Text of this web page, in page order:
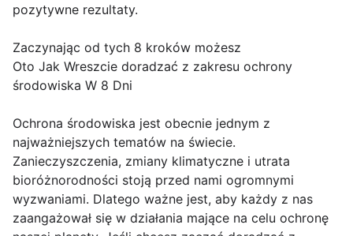
pozytywne rezultaty.
Zaczynając od tych 8 kroków możesz
Oto Jak Wreszcie doradzać z zakresu ochrony
środowiska W 8 Dni
Ochrona środowiska jest obecnie jednym z
najważniejszych tematów na świecie.
Zanieczyszczenia, zmiany klimatyczne i utrata
bioróżnorodności stoją przed nami ogromnymi
wyzwaniami. Dlatego ważne jest, aby każdy z nas
zaangażował się w działania mające na celu ochronę